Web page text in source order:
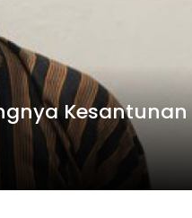
Kesantunan